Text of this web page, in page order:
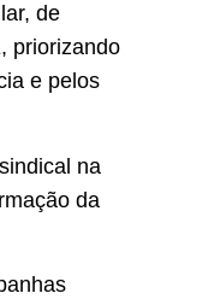
de
priorizando
e pelos
na
da